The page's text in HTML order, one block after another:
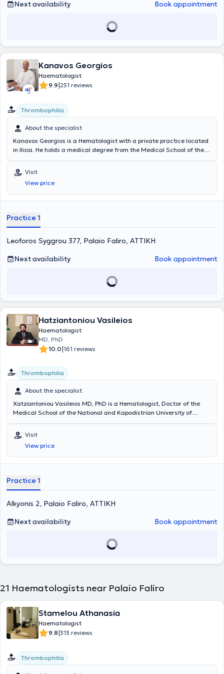
Next availability
Book appointment
Kanavos Georgios
Haematologist
9.9|251 reviews
Thrombophilia
About the specialist
Kanavos Georgios is a Hematologist with a private practice located
in Ilisia. He holds a medical degree from the Medical School of the
thromboembolic disease, thrombophilia conditions (both hereditary
and acquired), and hematology in pregnancy. In addition to his
private practice, he serves as the Chief Hematologist of the
Hematology Laboratory and the Coagulation / Blood Transfusion
Visit
View price
Practice 1
Leoforos Syggrou 377, Palaio Faliro, ΑΤΤΙΚΗ
Next availability
Book appointment
Hatziantoniou Vasileios
Haematologist
MD, PhD
10.0|161 reviews
Thrombophilia
About the specialist
Xatziantoniou Vasileios MD, PhD is a Hematologist, Doctor of the
Medical School of the National and Kapodistrian University of
welcoming and well-equipped clinic in Palaio Faliro for the
personalized management of your hematological issues. Innovative
hematology services are provided, advanced by Greek standards,
both in the field of thrombophilia/thrombosis and hematology of
Visit
View price
Practice 1
Alkyonis 2, Palaio Faliro, ΑΤΤΙΚΗ
Next availability
Book appointment
21 Haematologists near Palaio Faliro
Stamelou Athanasia
Haematologist
9.8|313 reviews
Thrombophilia